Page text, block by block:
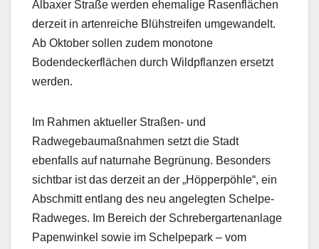
Albaxer Straße werden ehemalige Rasenflächen
derzeit in artenreiche Blühstreifen umgewandelt.
Ab Oktober sollen zudem monotone
Bodendeckerflächen durch Wildpflanzen ersetzt
werden.
Im Rahmen aktueller Straßen- und
Radwegebaumaßnahmen setzt die Stadt
ebenfalls auf naturnahe Begrünung. Besonders
sichtbar ist das derzeit an der „Höpperpöhle“, ein
Abschmitt entlang des neu angelegten Schelpe-
Radweges. Im Bereich der Schrebergartenanlage
Papenwinkel sowie im Schelpepark – vom